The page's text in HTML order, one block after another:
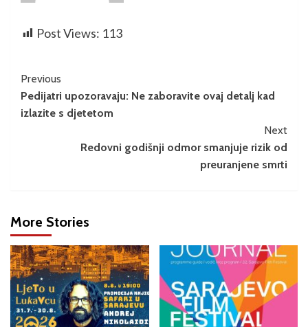
Post Views: 113
Previous
Pedijatri upozoravaju: Ne zaboravite ovaj detalj kad
izlazite s djetetom
Next
Redovni godišnji odmor smanjuje rizik od
preuranjene smrti
More Stories